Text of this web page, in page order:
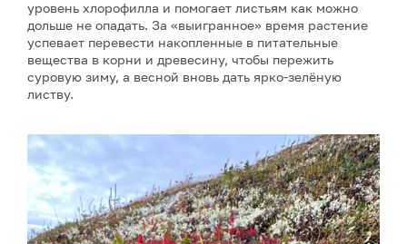
уровень хлорофилла и помогает листьям как можно
дольше не опадать. За «выигранное» время растение
успевает перевести накопленные в питательные
вещества в корни и древесину, чтобы пережить
суровую зиму, а весной вновь дать ярко-зелёную
листву.